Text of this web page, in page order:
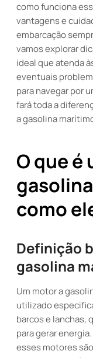
como funciona
vantagens e
embarcação
vamos explorar
ideal que atenda
eventuais
para navegar por
fará toda a
a gasolina
O que é
como
Definição
gasolina
Um motor a
utilizado
barcos e lanchas,
para gerar
esses motores